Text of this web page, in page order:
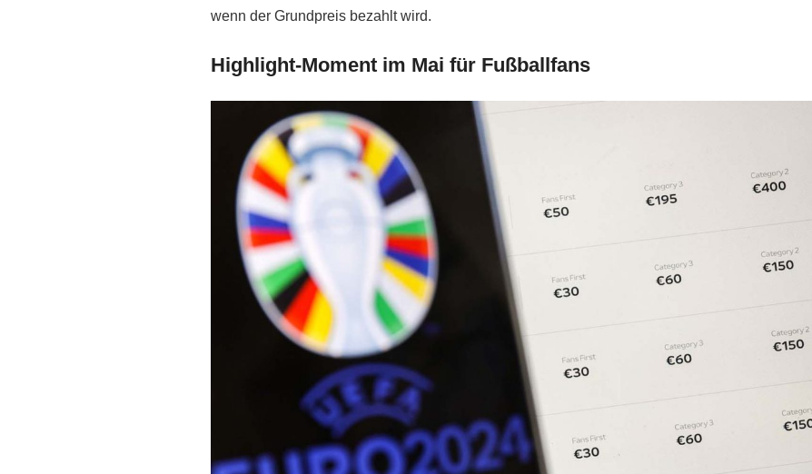
wenn der Grundpreis bezahlt wird.
Highlight-Moment im Mai für Fußballfans